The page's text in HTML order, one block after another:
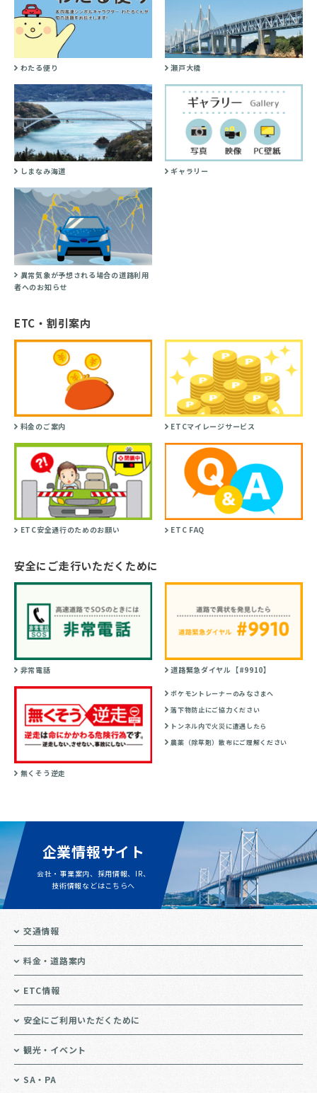
わたる便り 瀬戸大橋
しまなみ海道 ギャラリー
異常気象が予想される場合の道路利用
者へのお知らせ
ETC・割引案内
料金のご案内 ETCマイレージサービス
ETC安全通行のためのお願い ETC FAQ
安全にご走行いただくために
非常電話 道路緊急ダイヤル【#9910】
無くそう逆走
ポケモントレーナーのみなさまへ
落下物防止にご協力ください
トンネル内で火災に遭遇したら
農薬（除草剤）散布にご理解ください
企業情報サイト
会社・事業案内、採用情報、IR、
技術情報などはこちらへ
交通情報
料金・道路案内
ETC情報
安全にご利用いただくために
観光・イベント
SA・PA